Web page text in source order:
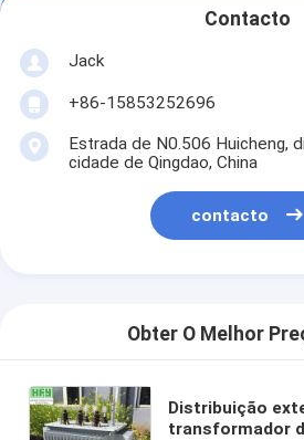
Contacto
Jack
+86-15853252696
Estrada de N0.506 Huicheng,
cidade de Qingdao, China
contacto
Obter O Melhor
Distribuição
transformador